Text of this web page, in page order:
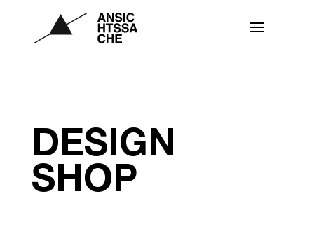
DESIGN
SHOP